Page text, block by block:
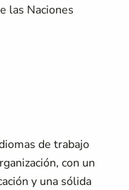
las Naciones
de trabajo
con un
y una sólida